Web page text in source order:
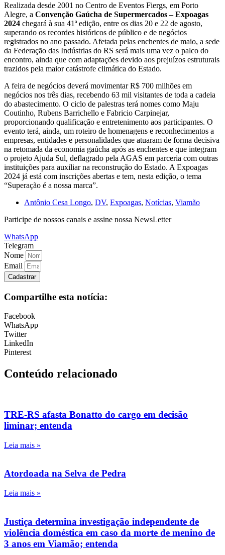
Realizada desde 2001 no Centro de Eventos Fiergs, em Porto
Alegre, a Convenção Gaúcha de Supermercados – Expoagas
2024 chegará à sua 41ª edição, entre os dias 20 e 22 de agosto,
superando os recordes históricos de público e de negócios
registrados no ano passado. Afetada pelas enchentes de maio, a sede
da Federação das Indústrias do RS será mais uma vez o palco do
encontro, ainda que com adaptações devido aos prejuízos estruturais
trazidos pela maior catástrofe climática do Estado.
A feira de negócios deverá movimentar R$ 700 milhões em
negócios nos três dias, recebendo 63 mil visitantes de toda a cadeia
do abastecimento. O ciclo de palestras terá nomes como Maju
Coutinho, Rubens Barrichello e Fabricio Carpinejar,
proporcionando qualificação e entretenimento aos participantes. O
evento terá, ainda, um roteiro de homenagens e reconhecimentos a
empresas, entidades e personalidades que atuaram de forma decisiva
na retomada da economia gaúcha após as enchentes e que integram
o projeto Ajuda Sul, deflagrado pela AGAS em parceria com outras
instituições para auxiliar na reconstrução do Estado. A Expoagas
2024 já está com inscrições abertas e tem, nesta edição, o tema
“Superação é a nossa marca”.
Antônio Cesa Longo, DV, Expoagas, Notícias, Viamão
Participe de nossos canais e assine nossa NewsLetter
WhatsApp
Telegram
Nome
Email
Cadastrar
Compartilhe esta notícia:
Facebook
WhatsApp
Twitter
LinkedIn
Pinterest
Conteúdo relacionado
TRE-RS afasta Bonatto do cargo em decisão
liminar; entenda
Leia mais »
Atordoada na Selva de Pedra
Leia mais »
Justiça determina investigação independente de
violência doméstica em caso da morte de menino de
3 anos em Viamão; entenda